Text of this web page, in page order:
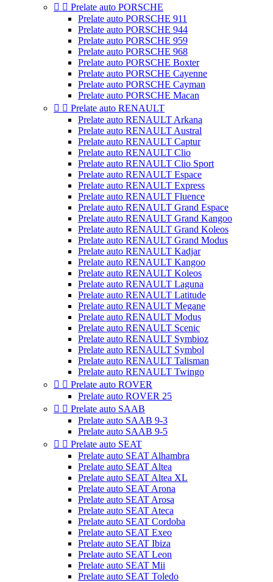
  Prelate auto PORSCHE
Prelate auto PORSCHE 911
Prelate auto PORSCHE 944
Prelate auto PORSCHE 959
Prelate auto PORSCHE 968
Prelate auto PORSCHE Boxter
Prelate auto PORSCHE Cayenne
Prelate auto PORSCHE Cayman
Prelate auto PORSCHE Macan
  Prelate auto RENAULT
Prelate auto RENAULT Arkana
Prelate auto RENAULT Austral
Prelate auto RENAULT Captur
Prelate auto RENAULT Clio
Prelate auto RENAULT Clio Sport
Prelate auto RENAULT Espace
Prelate auto RENAULT Express
Prelate auto RENAULT Fluence
Prelate auto RENAULT Grand Espace
Prelate auto RENAULT Grand Kangoo
Prelate auto RENAULT Grand Koleos
Prelate auto RENAULT Grand Modus
Prelate auto RENAULT Kadjar
Prelate auto RENAULT Kangoo
Prelate auto RENAULT Koleos
Prelate auto RENAULT Laguna
Prelate auto RENAULT Latitude
Prelate auto RENAULT Megane
Prelate auto RENAULT Modus
Prelate auto RENAULT Scenic
Prelate auto RENAULT Symbioz
Prelate auto RENAULT Symbol
Prelate auto RENAULT Talisman
Prelate auto RENAULT Twingo
  Prelate auto ROVER
Prelate auto ROVER 25
  Prelate auto SAAB
Prelate auto SAAB 9-3
Prelate auto SAAB 9-5
  Prelate auto SEAT
Prelate auto SEAT Alhambra
Prelate auto SEAT Altea
Prelate auto SEAT Altea XL
Prelate auto SEAT Arona
Prelate auto SEAT Arosa
Prelate auto SEAT Ateca
Prelate auto SEAT Cordoba
Prelate auto SEAT Exeo
Prelate auto SEAT Ibiza
Prelate auto SEAT Leon
Prelate auto SEAT Mii
Prelate auto SEAT Toledo